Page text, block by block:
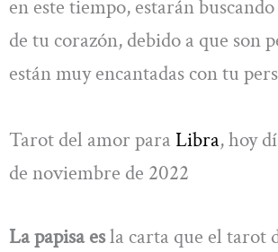
en este tiempo, estarán
de tu corazón, debido a que son
están muy encantadas con tu
Tarot del amor para Libra, hoy
de noviembre de 2022
La papisa esla carta que el tarot